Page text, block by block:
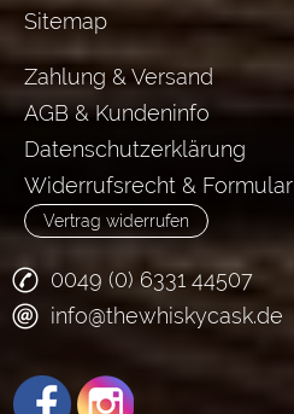
Sitemap
Zahlung & Versand
AGB & Kundeninfo
Datenschutzerklärung
Widerrufsrecht & Formular
Vertrag widerrufen
0049 (0) 6331 44507
info@thewhiskycask.de